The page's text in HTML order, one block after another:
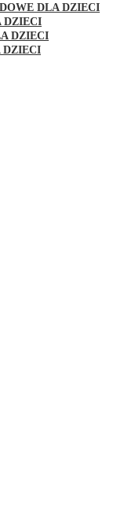
DLA DZIECI
DZIECI
DZIECI
DZIECI